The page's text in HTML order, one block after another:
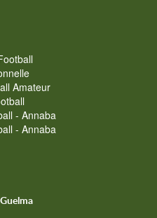
Amateur
- Annaba
- Annaba